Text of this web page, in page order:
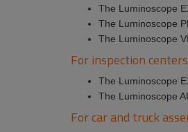
The Luminoscope
The Luminoscope
The Luminoscope
For inspection
The Luminoscope
The Luminoscope
For car and truck